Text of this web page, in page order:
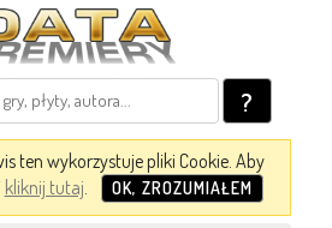
?
ten wykorzystuje pliki Cookie. Aby
kliknij tutaj. OK, ZROZUMIAŁEM